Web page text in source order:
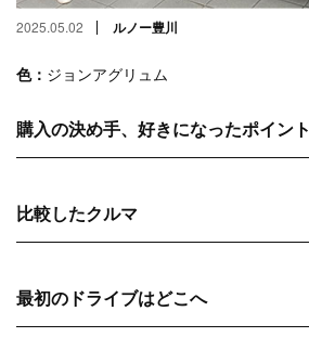
2025.05.02 ルノー豊川
色： ジョンアグリュム
購入の決め手、好きになったポイント
比較したクルマ
最初のドライブはどこへ